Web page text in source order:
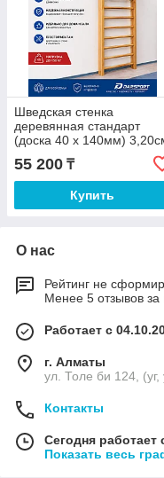
Шведская стенка
деревянная стандарт
(доска 40 х 140мм)
55 200 ₸
Купить
О нас
Рейтинг не
Менее 5 отзывов за
Работает с
г. Алматы
ул. Толе би 124,
Контакты
Сегодня работает
Показать весь